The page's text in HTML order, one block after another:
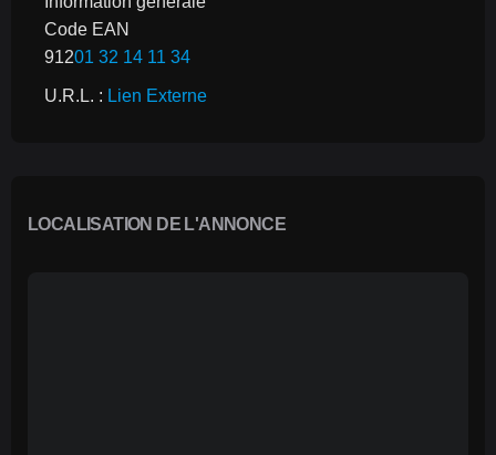
Code EAN
91201 32 14 11 34
U.R.L. : Lien Externe
LOCALISATION DE L'ANNONCE